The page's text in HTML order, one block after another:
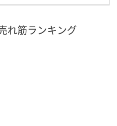
れ筋ランキング